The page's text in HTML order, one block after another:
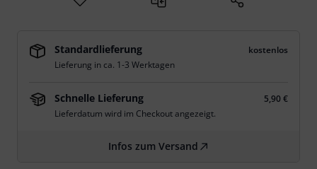
Standardlieferung
kostenlos
Lieferung in ca. 1-3 Werktagen
Schnelle Lieferung
5,90 €
Lieferdatum wird im Checkout angezeigt.
Infos zum Versand